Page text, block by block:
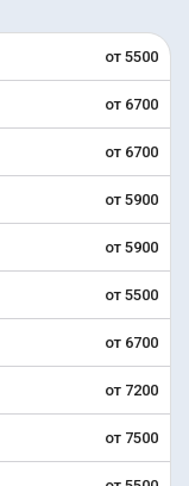
от 5500
от 6700
от 6700
от 5900
от 5900
от 5500
от 6700
от 7200
от 7500